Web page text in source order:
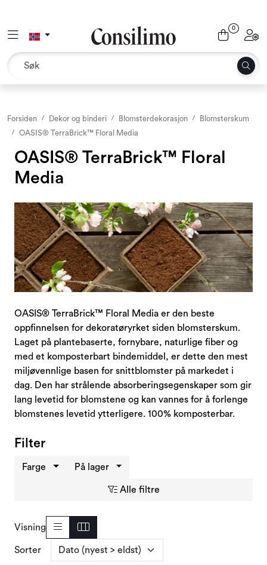
Toggle navigation
0
Forsiden Dekor og binderi Blomsterdekorasjon
Blomsterskum
OASIS® TerraBrick™ Floral Media
OASIS® TerraBrick™ Floral
Media
OASIS® TerraBrick™ Floral Media er den beste
oppfinnelsen for dekoratøryrket siden blomsterskum.
Laget på plantebaserte, fornybare, naturlige fiber og
med et komposterbart bindemiddel, er dette den mest
miljøvennlige basen for snittblomster på markedet i
dag. Den har strålende absorberingsegenskaper som gir
lang levetid for blomstene og kan vannes for å forlenge
blomstenes levetid ytterligere. 100% komposterbar.
Filter
Farge På lager
Alle filtre
Visning
Sorter
Interiør og møbler
Utemiljø
Dekor og binderi
Rekvisita
Sesonger og høytider
Kampanjer og Outlet